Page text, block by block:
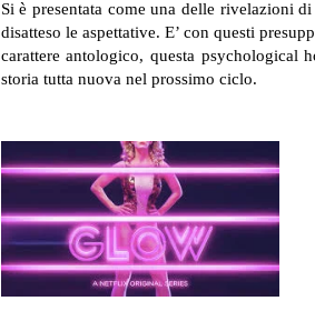
Si è presentata come una delle rivelazioni
disatteso le aspettative. E’ con questi
carattere antologico, questa psychological
storia tutta nuova nel prossimo ciclo.